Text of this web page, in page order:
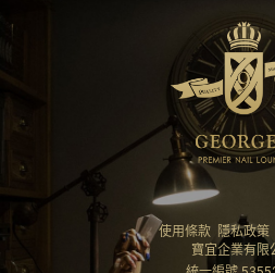
使用條款 隱私政策
寶宜企業有限